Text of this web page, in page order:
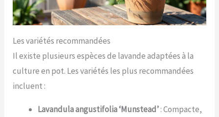
Les variétés recommandées
Il existe plusieurs espèces de lavande adaptées à la
culture en pot. Les variétés les plus recommandées
incluent :
Lavandula angustifolia ‘Munstead’: Compacte,